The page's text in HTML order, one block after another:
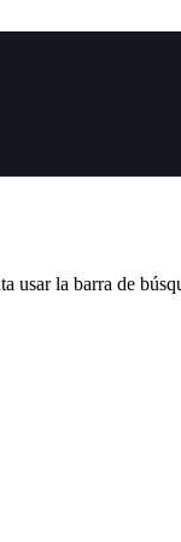
usar la barra de